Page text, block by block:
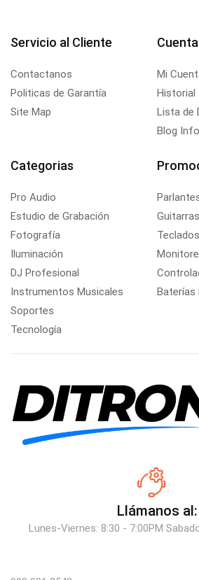
Servicio al Cliente
Contactanos
Politicas de Garantía
Site Map
Cuenta
Mi
Historial
Lista de
Blog
Categorias
Pro Audio
Estudio de Grabación
Fotografía
Iluminación
DJ Profesional
Instrumentos Musicales
Soportes
Tecnología
Teclados
Baterías
Llámanos al:
Lunes-Viernes: 8:30 - 7:00PM